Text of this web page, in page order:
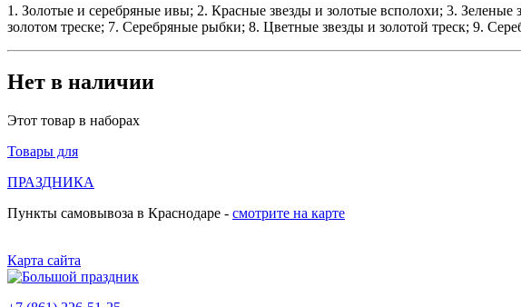
1. Золотые и серебряные ивы; 2. Красные звезды и золотые всполохи; 3.
золотом треске; 7. Серебряные рыбки; 8. Цветные звезды и золотой треск; 9.
Нет в наличии
Этот товар в наборах
Товары для
ПРАЗДНИКА
Пункты самовывоза в Краснодаре - смотрите на карте
Карта сайта